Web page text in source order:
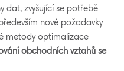
dat, zvyšující se potřebě
nové požadavky
metody optimalizace
obchodních vztahů se